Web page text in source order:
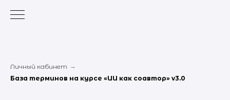
Личный кабинет →
База терминов на курсе «ИИ как соавтор» v3.0